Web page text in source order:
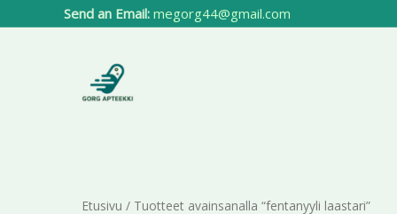
sisältöön
Send an Email: megorg44@gmail.com
Etusivu / Tuotteet avainsanalla “fentanyyli laastari”